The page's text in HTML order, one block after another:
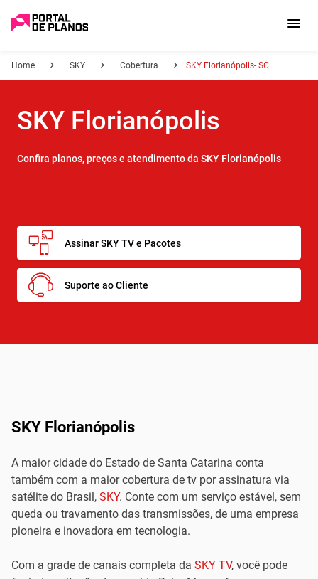
Home SKY Cobertura SKY Florianópolis- SC
SKY Florianópolis
Confira planos, preços e atendimento da SKY Florianópolis
Assinar SKY TV e Pacotes
Suporte ao Cliente
SKY Florianópolis
A maior cidade do Estado de Santa Catarina conta
também com a maior cobertura de tv por assinatura via
satélite do Brasil, SKY. Conte com um serviço estável, sem
queda ou travamento das transmissões, de uma empresa
pioneira e inovadora em tecnologia.
Com a grade de canais completa da SKY TV, você pode